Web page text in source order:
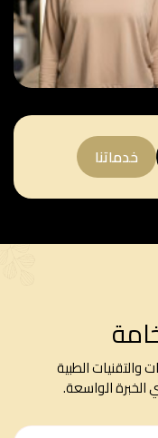
خدماتنا
الطبية
الخبرة الواسعة.